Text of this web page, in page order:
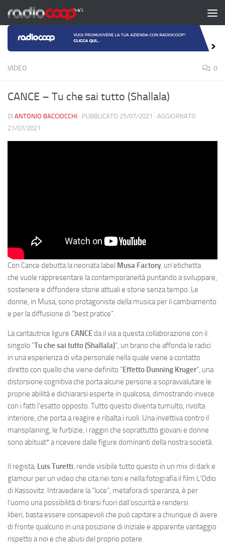
Salta al contenuto
VIDEO 0
CANCE – Tu che sai tutto (Shallala)
DI ANTONIO BACCIOCCHI · PUBBLICATO 25/07/2021 · AGGIORNATO
21/07/2021
Con Cance debutta la neonata label Musa Factory, un’etichetta
che vuole rappresentare la contemporaneità puntando a sviluppare,
sostenere e diffondere storie attuali e storie senza tempo. Le
donne, in Musa, sono protagoniste della musica per il cambiamento
e per la diffusione di “best pratice”.
La cantautrice ligure CANCEda il via a questa collaborazione con il
singolo “Tu che sai tutto (Shallala)”, un brano che affonda le radici
in una esperienza di vita personale nella quale viene a contatto
diretto con quello che viene definito “Effetto Dunning Kruger”, una
distorsione cognitiva che porta alcune persone a sopravvalutare le
proprie abilità e dichiararsi esperte in qualcosa, dimostrando invece
con i fatti l’esatto opposto. Tutto questo diventa tumulto, rivolta
interiore, che porta a reagire e ribalta i ruoli. Una invettiva contro il
mansplaining, le furbizie, i raggiri che soprattutto giovani e donne
sono abituat* a ricevere dalle figure dominanti della nostra società.
Il regista, Luis Turetti, rende visibile tutto questo in un mix di dark e
glamour per un video che cita nei toni e nella fotografia il film L’Odio
di Kassovitz. Intravedere la “luce”, metafora di speranza, è per
l’uomo una possibilità di tirarsi fuori dall’oscurità e rendersi
liberi, basta essere consapevoli che può capitare a chiunque di avere
di fronte qualcuno in una posizione di iniziale e apparente vantaggio
rispetto a noi e che abusi del proprio potere.